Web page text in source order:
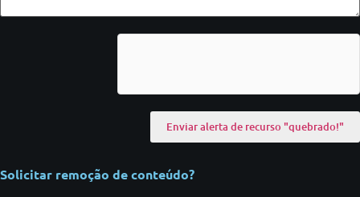
Solicitar remoção de conteúdo?